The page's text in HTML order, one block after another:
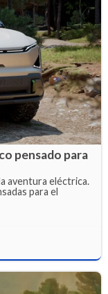
pensado para
aventura eléctrica.
para el